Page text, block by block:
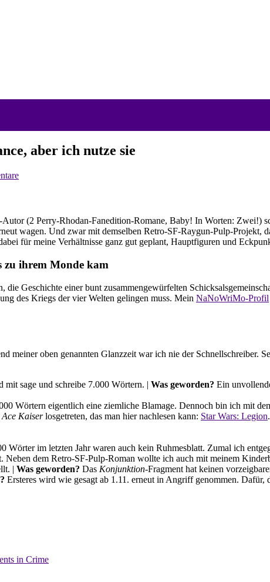
aber ich nutze sie
(2 Perry-Rhodan-Fanedition-Romane, Baby! In Worten: Zwei!)
wagen. Und zwar mit demselben Retro-SF-Raygun-Pulp-
für meine Verhältnisse ganz gut geplant, Hauptfiguren und
zu ihrem Monde kam
die Geschichte einer bunt zusammengewürfelten
des Kriegs der vier Welten gelingen muss. Mein NaNoWriMo-Profil
meiner oben genannten Glanzzeit war ich nie der Schnellschreiber.
mit sage und schreibe 7.000 Wörtern. | Was geworden? Ein
Wörtern eigentlich eine ziemliche Blamage. Dennoch bin ich mit
Ace Kaiserlosgetreten, das man hier nachlesen kann: Star Wars: Legion
Wörter im letzten Jahr waren auch kein Ruhmesblatt. Zumal ich
Neben dem Retro-SF-Pulp-Roman wollte ich auch mit meinem
| Was geworden? Das Konjunktion-Fragment hat keinen
Ersteres wird wie gesagt ab 1.11. erneut in Angriff genommen.
in Crime